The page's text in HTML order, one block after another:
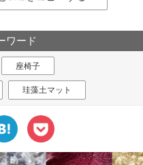
ワード
座椅子
珪藻土マット